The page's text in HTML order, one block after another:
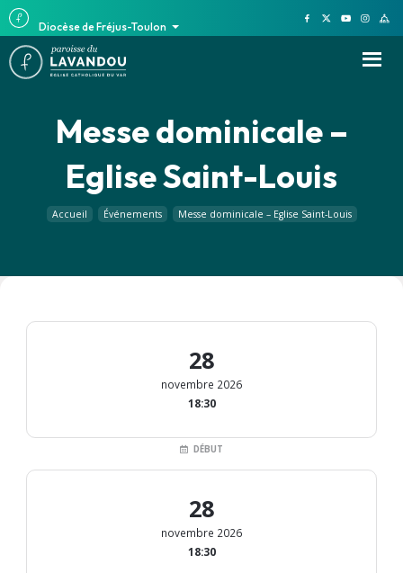
Diocèse de Fréjus-Toulon
Messe dominicale –
Eglise Saint-Louis
Accueil Événements Messe dominicale – Eglise Saint-Louis
28
novembre 2026
18:30
DÉBUT
28
novembre 2026
18:30